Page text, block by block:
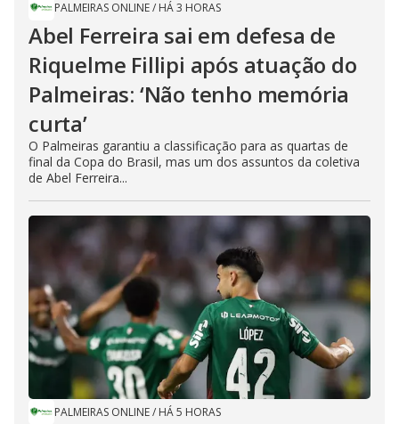
PALMEIRAS ONLINE/ HÁ 3 HORAS
Abel Ferreira sai em defesa de
Riquelme Fillipi após atuação do
Palmeiras: ‘Não tenho memória
curta’
O Palmeiras garantiu a classificação para as quartas de
final da Copa do Brasil, mas um dos assuntos da coletiva
de Abel Ferreira...
PALMEIRAS ONLINE/ HÁ 5 HORAS